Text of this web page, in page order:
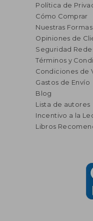
Política de
Cómo Comprar
Nuestras
Opiniones de
Seguridad
Términos y
Condiciones de
Gastos de Envío
Blog
Lista de autores
Incentivo a la
Libros